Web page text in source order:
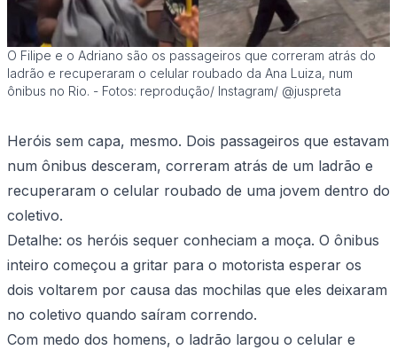
O Filipe e o Adriano são os passageiros que correram atrás do
ladrão e recuperaram o celular roubado da Ana Luiza, num
ônibus no Rio. - Fotos: reprodução/ Instagram/ @juspreta
Heróis sem capa, mesmo. Dois passageiros que estavam
num ônibus desceram, correram atrás de um ladrão e
recuperaram o celular roubado de uma jovem dentro do
coletivo.
Detalhe: os heróis sequer conheciam a moça. O ônibus
inteiro começou a gritar para o motorista esperar os
dois voltarem por causa das mochilas que eles deixaram
no coletivo quando saíram correndo.
Com medo dos homens, o ladrão largou o celular e